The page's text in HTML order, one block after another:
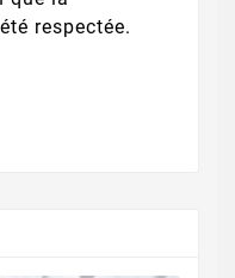
respectée.